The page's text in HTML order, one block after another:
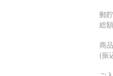
郵
総
商
(振